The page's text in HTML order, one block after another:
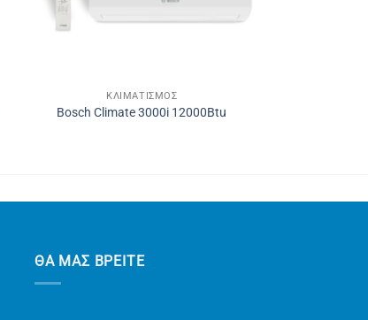
ΚΛΙΜΑΤΙΣΜΌΣ
Bosch Climate 3000i 12000Btu
ΘΑ ΜΑΣ ΒΡΕΙΤΕ